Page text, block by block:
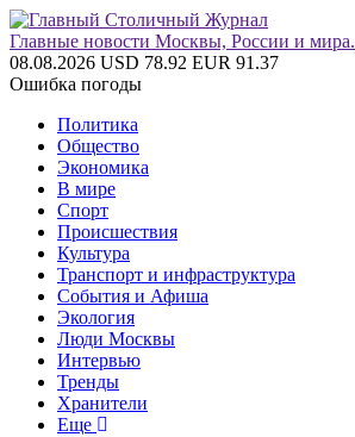
Главные новости Москвы, России и мира.
08.08.2026 USD 78.92 EUR 91.37
Ошибка погоды
Политика
Общество
Экономика
В мире
Спорт
Происшествия
Культура
Транспорт и инфраструктура
События и Афиша
Экология
Люди Москвы
Интервью
Тренды
Хранители
Еще